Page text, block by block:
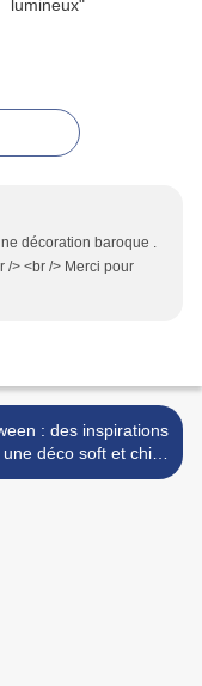
décoration baroque .
/> <br /> Merci pour
: des inspirations
une déco soft et chic
cabinet de